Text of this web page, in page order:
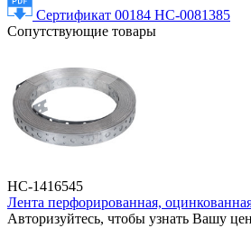
Сертификат 00184 НС-0081385
Сопутствующие товары
НС-1416545
Лента перфорированная,
Авторизуйтесь, чтобы узнать Вашу